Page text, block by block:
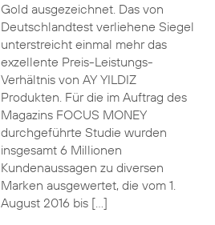
Gold ausgezeichnet. Das von
Deutschlandtest verliehene Siegel
unterstreicht einmal mehr das
exzellente Preis-Leistungs-
Verhältnis von AY YILDIZ
Produkten. Für die im Auftrag des
Magazins FOCUS MONEY
durchgeführte Studie wurden
insgesamt 6 Millionen
Kundenaussagen zu diversen
Marken ausgewertet, die vom 1.
August 2016 bis […]